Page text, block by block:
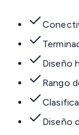
Diseño
Rango
Diseño